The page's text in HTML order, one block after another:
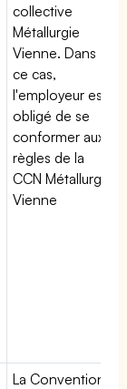
collective
Métallurgie
Vienne. Dans
ce cas,
l'employeur est
obligé de se
conformer aux
règles de la
CCN Métallurgie
Vienne
La Convention